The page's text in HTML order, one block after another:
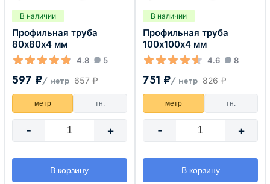
В наличии
Профильная труба
80х80х4 мм
4.8 5
597 ₽/ метр 657 ₽
метр тн.
- +
В корзину
В наличии
Профильная труба
100х100х4 мм
4.6 8
751 ₽/ метр 826 ₽
метр тн.
- +
В корзину